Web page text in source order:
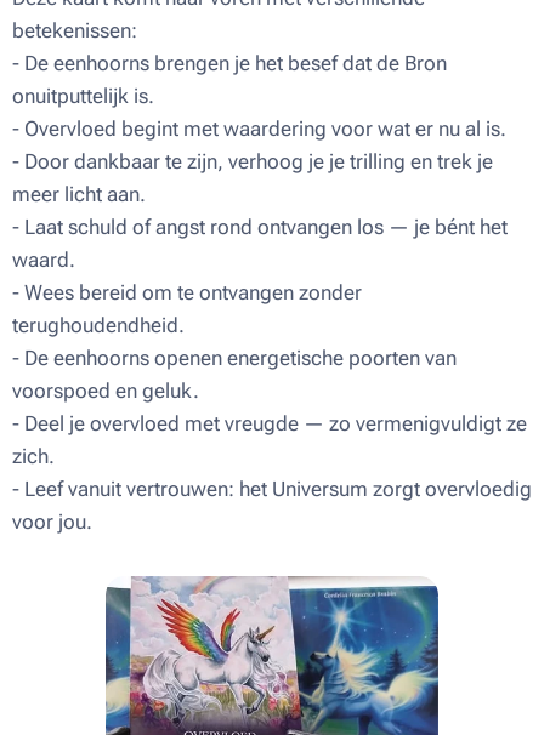
betekenissen:
- De eenhoorns brengen je het besef dat de Bron
onuitputtelijk is.
- Overvloed begint met waardering voor wat er nu al is.
- Door dankbaar te zijn, verhoog je je trilling en trek je
meer licht aan.
- Laat schuld of angst rond ontvangen los — je bént het
waard.
- Wees bereid om te ontvangen zonder
terughoudendheid.
- De eenhoorns openen energetische poorten van
voorspoed en geluk.
- Deel je overvloed met vreugde — zo vermenigvuldigt ze
zich.
- Leef vanuit vertrouwen: het Universum zorgt overvloedig
voor jou.